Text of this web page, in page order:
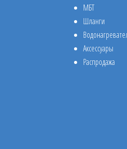
МБТ
Шланги
Аксессуары
Распродажа